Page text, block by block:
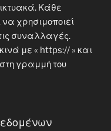
Κάθε
χρησιμοποιεί
συναλλαγές.
με « https:// » και
γραμμή του